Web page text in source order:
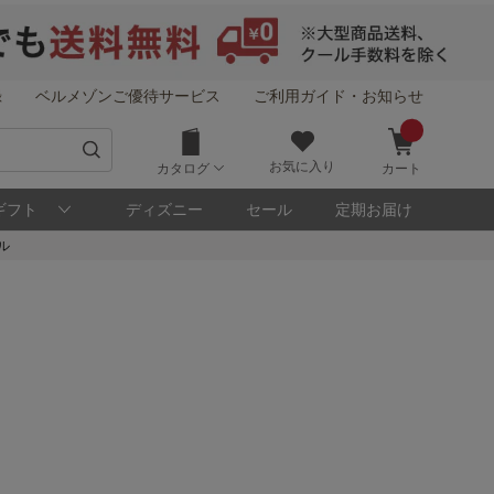
ベルメゾンご優待サービス ご利用ガイド・お知らせ
カタログ お気に入り カート
フト ディズニー セール 定期お届け